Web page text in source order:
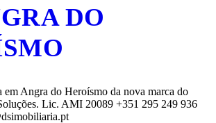
DO
Angra do Heroísmo da nova marca do
Lic. AMI 20089 +351 295 249 936